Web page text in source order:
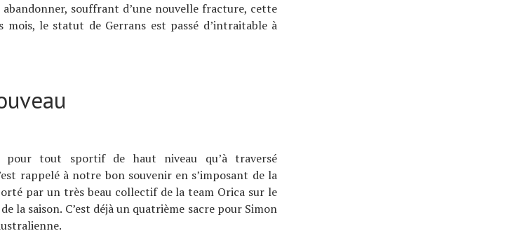
souffrant d’une nouvelle fracture, cette
mois, le statut de Gerrans est passé d’intraitable à
pour tout sportif de haut niveau qu’à traversé
rappelé à notre bon souvenir en s’imposant de la
par un très beau collectif de la team Orica sur le
la saison. C’est déjà un quatrième sacre pour Simon